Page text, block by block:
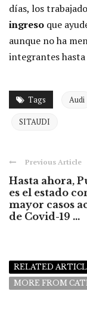
días, los
ingreso que
aunque no ha
integrantes
Tags Audi
SITAUDI
Previous Article
Hasta ahora,
es el estado
mayor casos
de Covid-19 ...
RELATED
MORE FROM